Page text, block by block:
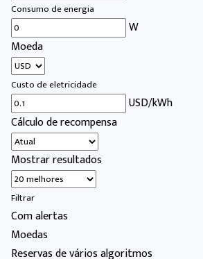
Consumo de energia
W
Moeda
Custo de eletricidade
USD/kWh
Cálculo de recompensa
Mostrar resultados
Filtrar
Com alertas
Moedas
Reservas de vários algoritmos